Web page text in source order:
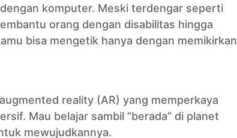
komputer. Meski terdengar seperti
orang dengan disabilitas hingga
bisa mengetik hanya dengan memikirkan
reality (AR) yang memperkaya
Mau belajar sambil “berada” di planet
mewujudkannya.